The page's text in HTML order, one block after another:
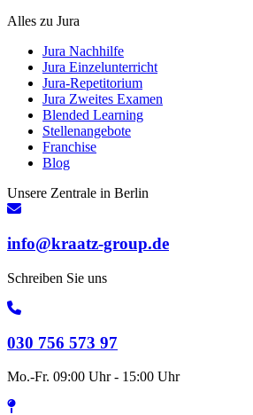
Alles zu Jura
Jura Nachhilfe
Jura Einzelunterricht
Jura-Repetitorium
Jura Zweites Examen
Blended Learning
Stellenangebote
Franchise
Blog
Unsere Zentrale in Berlin
info@kraatz-group.de
Schreiben Sie uns
030 756 573 97
Mo.-Fr. 09:00 Uhr - 15:00 Uhr